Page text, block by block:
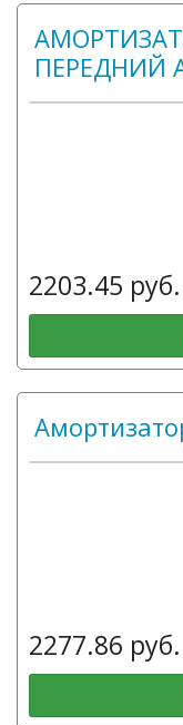
ПЕРЕДНИЙ
2203.45 руб.
2277.86 руб.